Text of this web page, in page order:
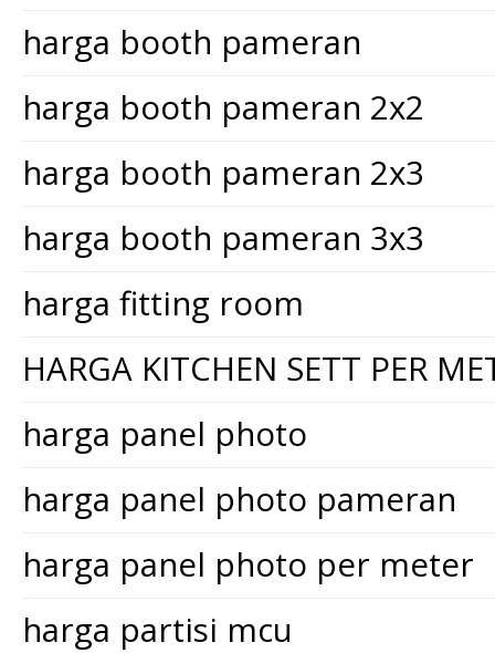
harga booth pameran
harga booth pameran 2x2
harga booth pameran 2x3
harga booth pameran 3x3
harga fitting room
HARGA KITCHEN SETT PER
harga panel photo
harga panel photo pameran
harga panel photo per meter
harga partisi mcu